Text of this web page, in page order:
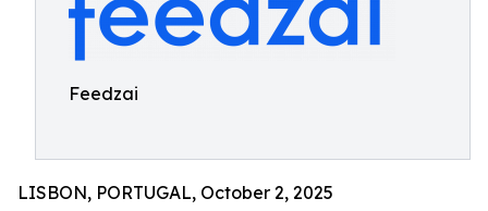
Feedzai
LISBON, PORTUGAL, October 2, 2025